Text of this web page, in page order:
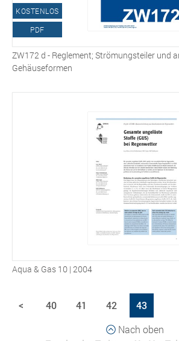
KOSTENLOS
PDF
ZW172 d - Reglement; Strömungsteiler und
Gehäuseformen
Aqua & Gas 10 | 2004
< 40 41 42
43
Nach oben